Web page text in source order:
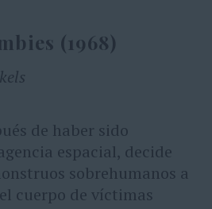
(1968)
de haber sido
espacial, decide
sobrehumanos a
cuerpo de víctimas